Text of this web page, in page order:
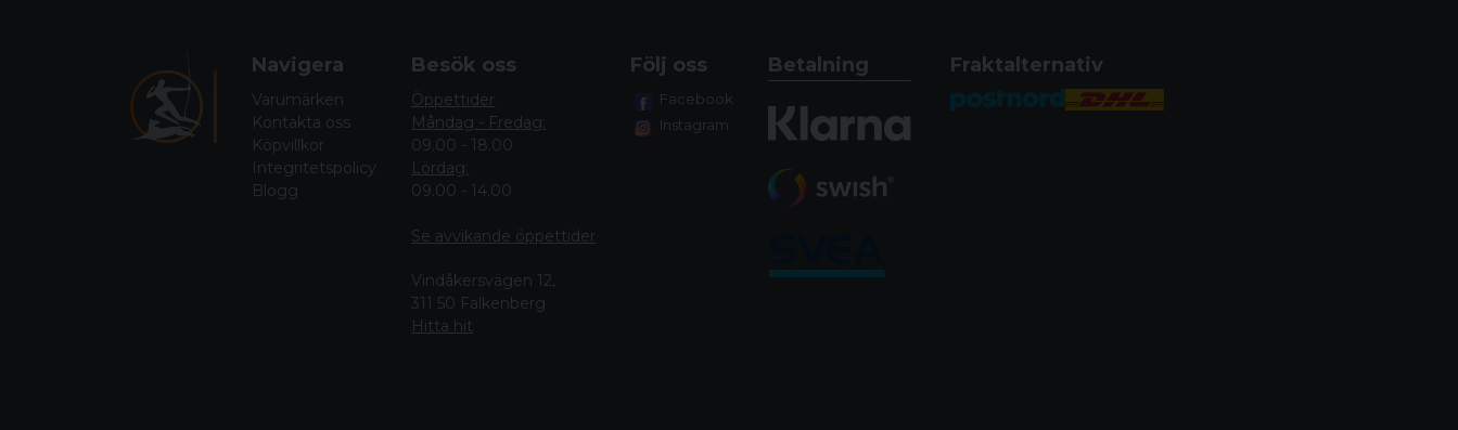
Navigera
Varumärken
Kontakta oss
Köpvillkor
Integritetspolicy
Blogg
Besök oss
Öppettider
Måndag - Fredag:
09.00 - 18.00
Lördag:
09.00 - 14.00
Se avvikande öppettider
Vindåkersvägen 12,
311 50 Falkenberg
Hitta hit
Följ oss
Facebook
Instagram
Betalning Fraktalternativ